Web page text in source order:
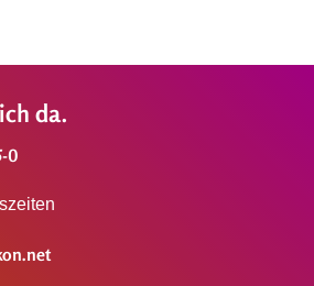
da.
0